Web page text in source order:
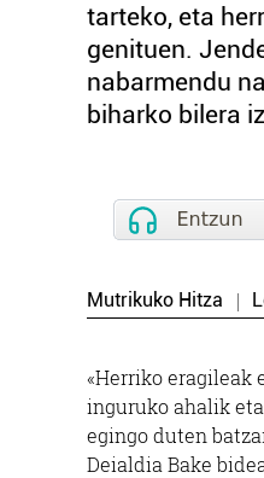
tarteko, eta
genituen.
nabarmendu
biharko bilera
Mutrikuko Hitza
«Herriko eragileak
inguruko ahalik
egingo duten
Deialdia Bake